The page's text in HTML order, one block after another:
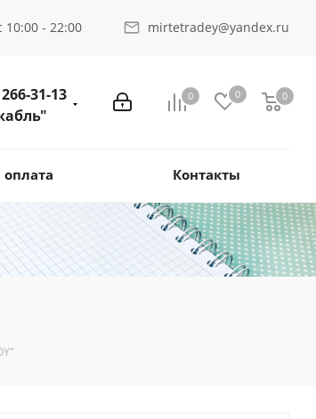
10:00 - 22:00 mirtetradey@yandex.ru
0 0 0
31-13
Контакты